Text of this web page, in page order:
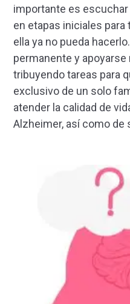
importante es
en etapas iniciales
ella ya no pueda
permanente y
tribuyendo tareas para
exclusivo de un solo
atender la calidad de
Alzheimer, así como de